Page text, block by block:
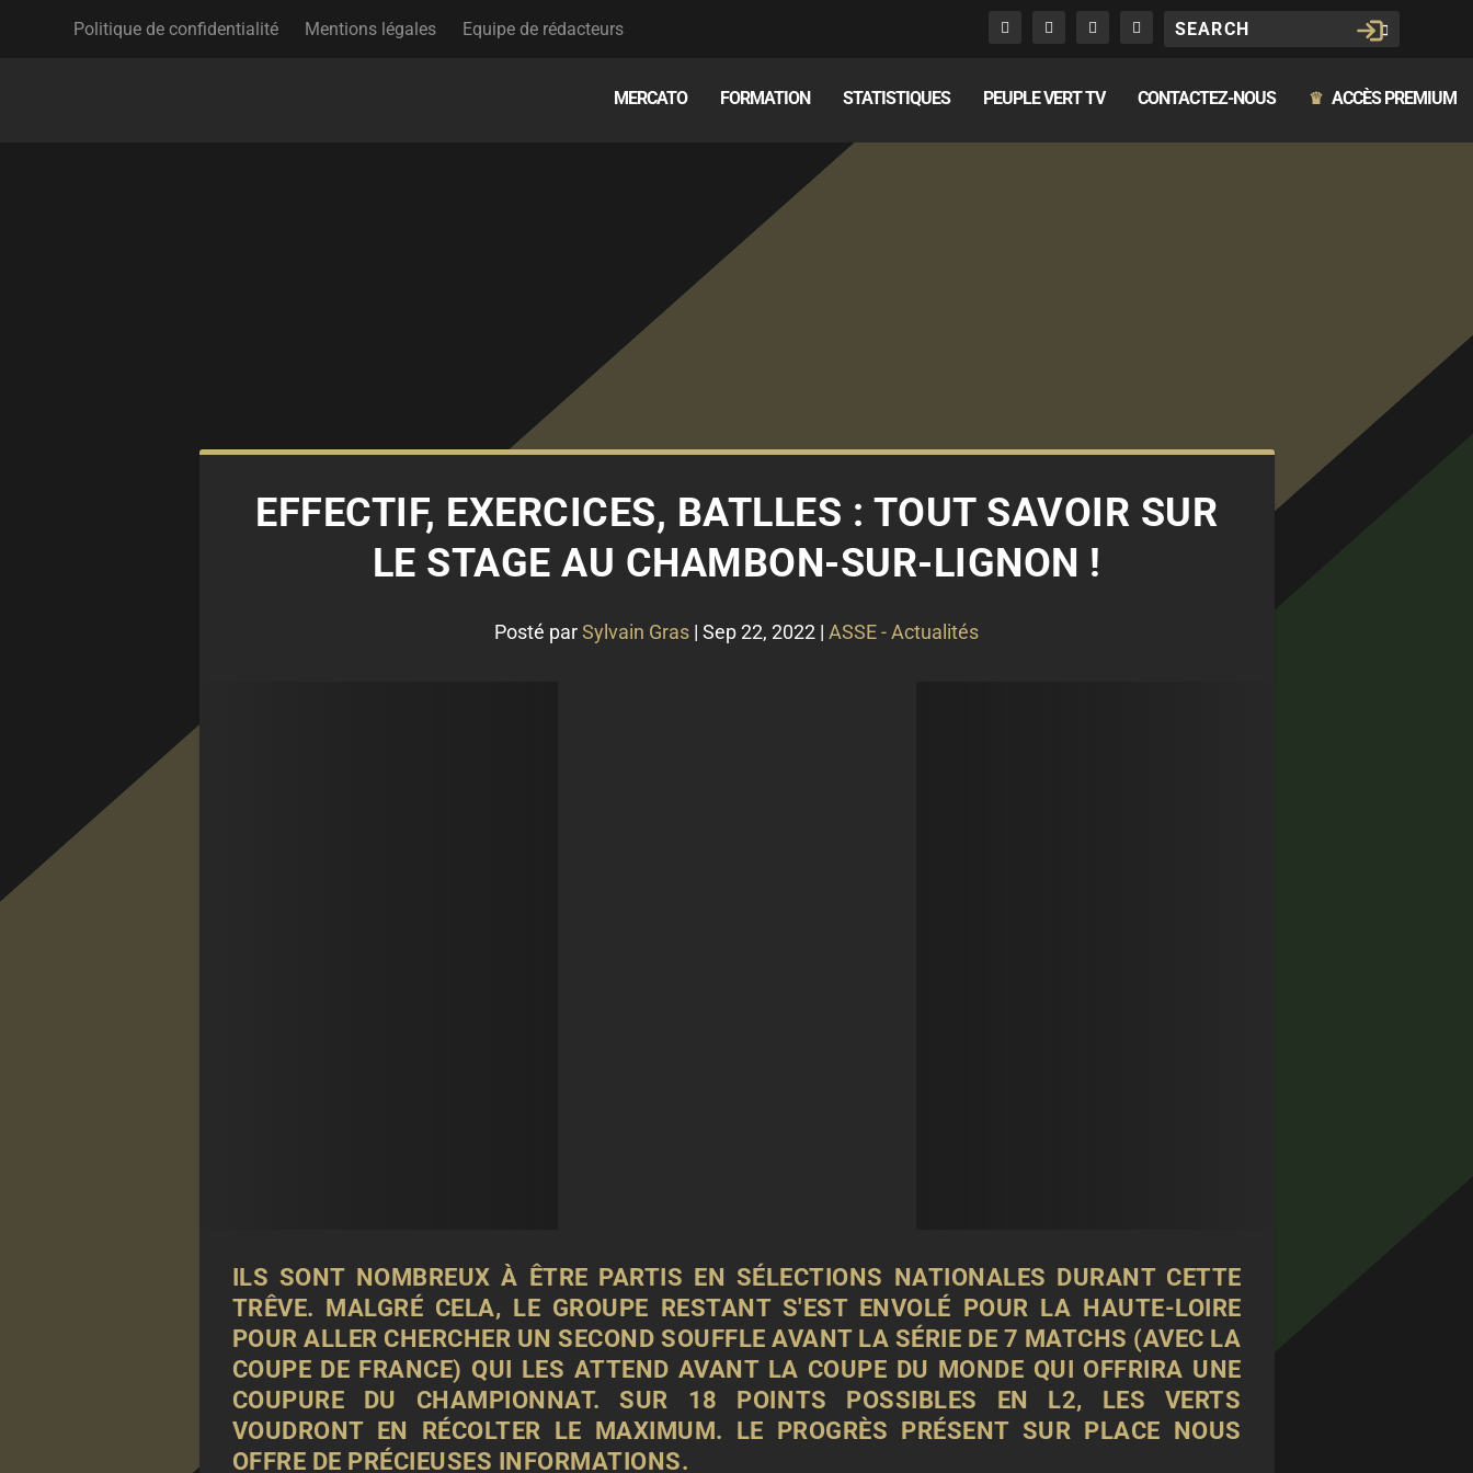
Politique de confidentialité Mentions légales Equipe de rédacteurs
MERCATO FORMATION STATISTIQUES PEUPLE VERT TV CONTACTEZ-NOUS ♛ ACCÈS PREMIUM
EFFECTIF, EXERCICES, BATLLES : TOUT SAVOIR SUR
LE STAGE AU CHAMBON-SUR-LIGNON !
Posté parSylvain Gras | Sep 22, 2022 | ASSE - Actualités
ILS SONT NOMBREUX À ÊTRE PARTIS EN SÉLECTIONS NATIONALES DURANT CETTE
TRÊVE. MALGRÉ CELA, LE GROUPE RESTANT S'EST ENVOLÉ POUR LA HAUTE-LOIRE
POUR ALLER CHERCHER UN SECOND SOUFFLE AVANT LA SÉRIE DE 7 MATCHS (AVEC LA
COUPE DE FRANCE) QUI LES ATTEND AVANT LA COUPE DU MONDE QUI OFFRIRA UNE
COUPURE DU CHAMPIONNAT. SUR 18 POINTS POSSIBLES EN L2, LES VERTS
VOUDRONT EN RÉCOLTER LE MAXIMUM. LE PROGRÈS PRÉSENT SUR PLACE NOUS
OFFRE DE PRÉCIEUSES INFORMATIONS.